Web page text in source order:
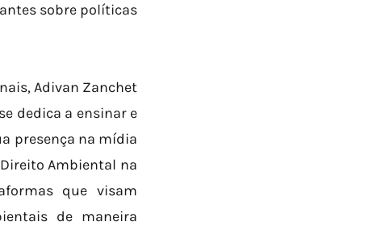
sobre políticas
Adivan Zanchet
dedica a ensinar e
presença na mídia
Ambiental na
que visam
de maneira